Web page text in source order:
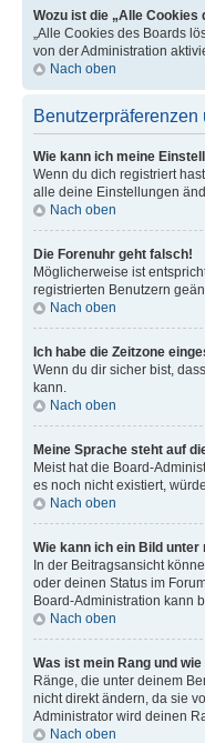
Wozu ist die „Alle
„Alle Cookies des Boards
von der Administration
Nach oben
Wie kann ich meine
Wenn du dich registriert
alle deine Einstellungen
Nach oben
Die Forenuhr geht falsch!
Möglicherweise ist
registrierten Benutzern
Nach oben
Ich habe die Zeitzone
Wenn du dir sicher bist,
kann.
Nach oben
Meine Sprache steht auf
Meist hat die Board-
es noch nicht existiert,
Nach oben
Wie kann ich ein Bild
In der Beitragsansicht
oder deinen Status im
Board-Administration kann
Nach oben
Was ist mein Rang und
Ränge, die unter deinem
nicht direkt ändern, da sie
Administrator wird deinen
Nach oben